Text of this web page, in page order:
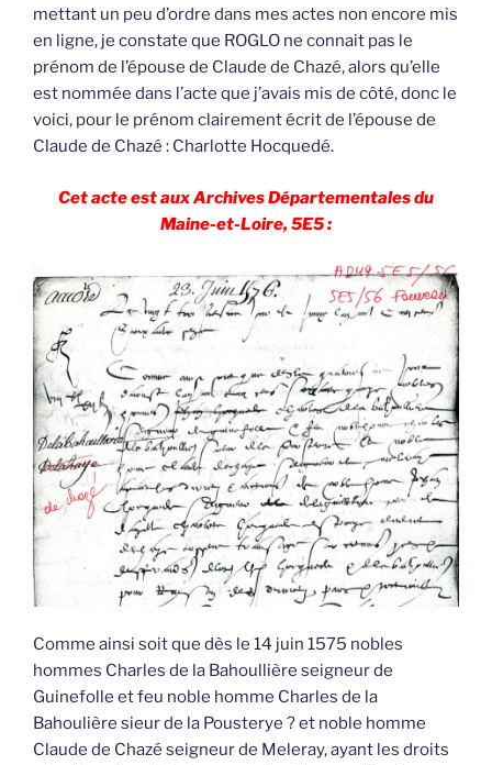
mettant un peu d’ordre dans mes actes non encore mis
en ligne, je constate que ROGLO ne connait pas le
prénom de l’épouse de Claude de Chazé, alors qu’elle
est nommée dans l’acte que j’avais mis de côté, donc le
voici, pour le prénom clairement écrit de l’épouse de
Claude de Chazé : Charlotte Hocquedé.
Cet acte est aux Archives Départementales du
Maine-et-Loire, 5E5 :
Comme ainsi soit que dès le 14 juin 1575 nobles
hommes Charles de la Bahoullière seigneur de
Guinefolle et feu noble homme Charles de la
Bahoulière sieur de la Pousterye ? et noble homme
Claude de Chazé seigneur de Meleray, ayant les droits